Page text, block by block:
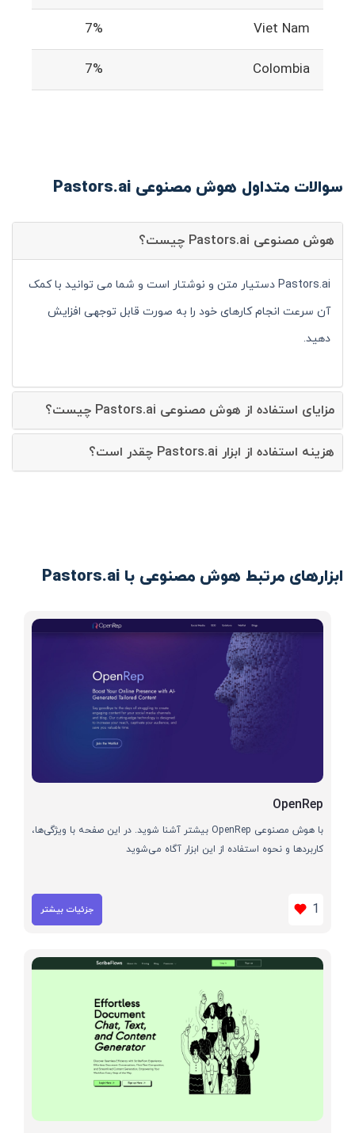
Viet Nam
7%
Colombia
7%
سوالات متداول هوش مصنوعی Pastors.ai
هوش مصنوعی Pastors.ai چیست؟
Pastors.ai دستیار متن و نوشتار است و شما می توانید با کمک
آن سرعت انجام کارهای خود را به صورت قابل توجهی افزایش
دهید.
مزایای استفاده از هوش مصنوعی Pastors.ai چیست؟
هزینه استفاده از ابزار Pastors.ai چقدر است؟
ابزارهای مرتبط هوش مصنوعی با Pastors.ai
OpenRep
با هوش مصنوعی OpenRep بیشتر آشنا شوید. در این صفحه با ویژگی‌ها،
کاربردها و نحوه استفاده از این ابزار آگاه می‌شوید
1 جزئیات بیشتر